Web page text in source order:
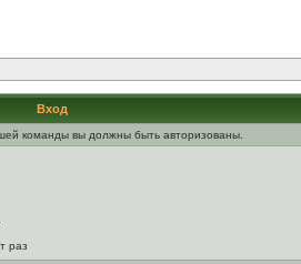
Вход
команды вы должны быть авторизованы.
раз